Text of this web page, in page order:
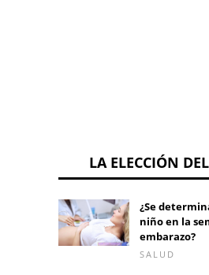
LA ELECCIÓN
¿Se
niño en la
embarazo?
SALUD